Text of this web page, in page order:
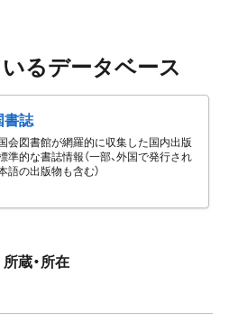
るデータベース
書誌
会図書館が網羅的に収集した国内出版
準的な書誌情報（一部、外国で発行され
語の出版物も含む）
所蔵・所在